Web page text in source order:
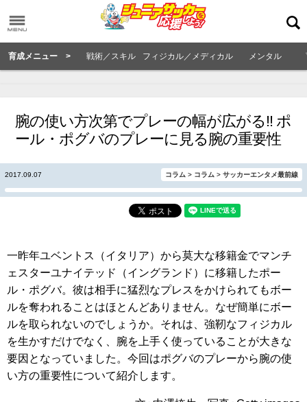
育成メニュー > 戦術／スキル フィジカル／メディカル メンタル
腕の使い方次第でプレーの幅が広がる!! ポ
ール・ポグバのプレーに見る腕の重要性
2017.09.07 コラム > コラム > サッカーエンタメ最前線
一昨年ユベントス（イタリア）から莫大な移籍金でマンチ
ェスターユナイテッド（イングランド）に移籍したポー
ル・ポグバ。彼は相手に猛烈なプレスをかけられてもボー
ルを奪われることはほとんどありません。なぜ簡単にボー
ルを取られないのでしょうか。それは、強靭なフィジカル
を生かすだけでなく、腕を上手く使っていることが大きな
要因となっていました。今回はポグバのプレーから腕の使
い方の重要性について紹介します。